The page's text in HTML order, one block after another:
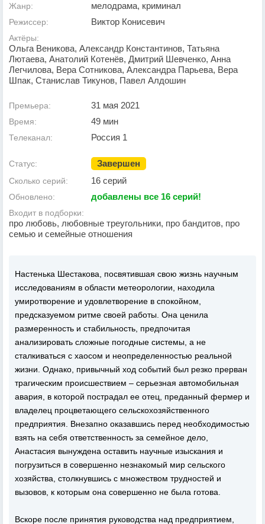
Жанр: мелодрама, криминал
Режиссер: Виктор Конисевич
Актёры:
Ольга Веникова, Александр Константинов, Татьяна
Лютаева, Анатолий Котенёв, Дмитрий Шевченко, Анна
Легчилова, Вера Сотникова, Александра Парьева, Вера
Шпак, Станислав Тикунов, Павел Алдошин
Премьера: 31 мая 2021
Время: 49 мин
Телеканал: Россия 1
Статус: Завершен
Сколько серий: 16 серий
Обновлено: добавлены все 16 серий!
Входит в подборки:
про любовь, любовные треугольники, про бандитов, про
семью и семейные отношения
Настенька Шестакова, посвятившая свою жизнь научным
исследованиям в области метеорологии, находила
умиротворение и удовлетворение в спокойном,
предсказуемом ритме своей работы. Она ценила
размеренность и стабильность, предпочитая
анализировать сложные погодные системы, а не
сталкиваться с хаосом и неопределенностью реальной
жизни. Однако, привычный ход событий был резко прерван
трагическим происшествием – серьезная автомобильная
авария, в которой пострадал ее отец, преданный фермер и
владелец процветающего сельскохозяйственного
предприятия. Внезапно оказавшись перед необходимостью
взять на себя ответственность за семейное дело,
Анастасия вынуждена оставить научные изыскания и
погрузиться в совершенно незнакомый мир сельского
хозяйства, столкнувшись с множеством трудностей и
вызовов, к которым она совершенно не была готова.
Вскоре после принятия руководства над предприятием,